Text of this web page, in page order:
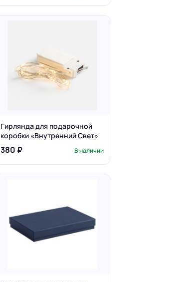
Гирлянда для подарочной
коробки «Внутренний Свет»
380 ₽ В наличии